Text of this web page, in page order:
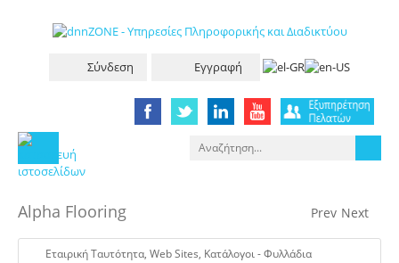
Σύνδεση Εγγραφή
Prev Next
Alpha Flooring
Eταιρική Tαυτότητα, Web Sites, Κατάλογοι - Φυλλάδια